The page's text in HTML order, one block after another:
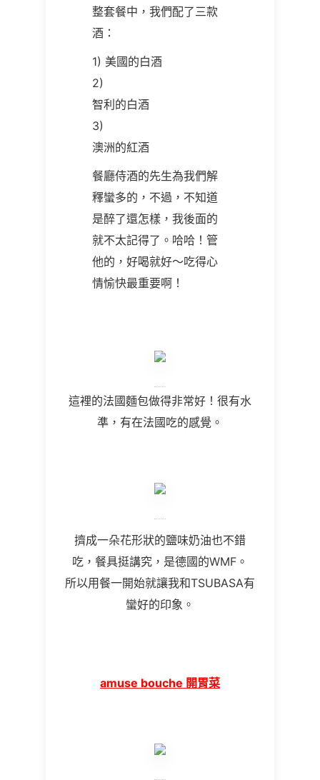
整套餐中，我們配了三款
酒：
1) 美國的白酒
2)
智利的白酒
3)
澳洲的紅酒
餐廳侍酒的先生為我們解
釋蠻多的，不過，不知道
是醉了還怎樣，我後面的
就不太記得了。哈哈！管
他的，好喝就好～吃得心
情愉快最重要啊！
這裡的法國麵包做得非常好！很有水
準，有在法國吃的感覺。
擠成一朵花形狀的鹽味奶油也不錯
吃，餐具挺講究，是德國的WMF。
所以用餐一開始就讓我和TSUBASA有
蠻好的印象。
amuse bouche 開胃菜